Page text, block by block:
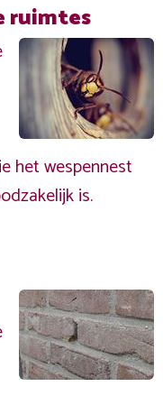
ruimtes
het wespennest
is.